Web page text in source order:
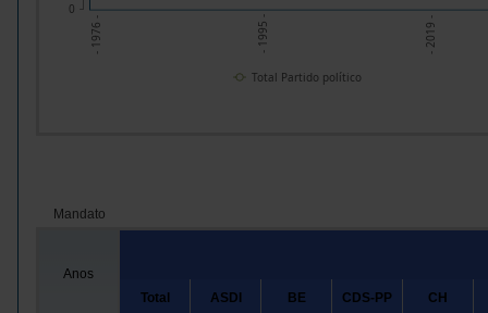
- 1976 - - 1995 - - 2019 -
0
Total Partido político
Mandato
Anos
Total
ASDI BE CDS-PP CH